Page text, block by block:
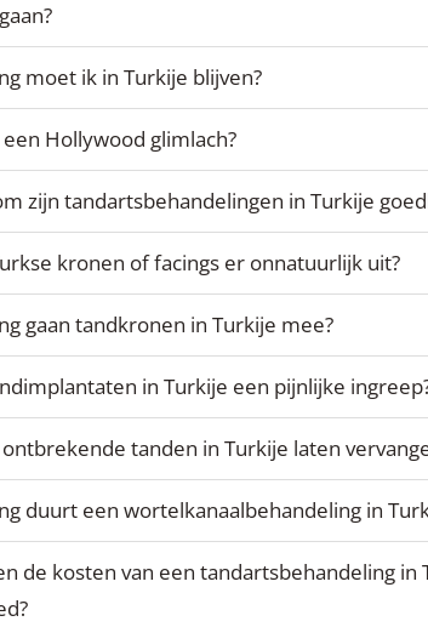
moet ik in Turkije blijven?
Hollywood glimlach?
zijn tandartsbehandelingen in Turkije
kronen of facings er onnatuurlijk uit?
gaan tandkronen in Turkije mee?
in Turkije een pijnlijke
ontbrekende tanden in Turkije laten
duurt een wortelkanaalbehandeling in
de kosten van een tandartsbehandeling in